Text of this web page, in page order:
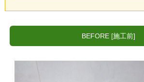
BEFORE [施工前]